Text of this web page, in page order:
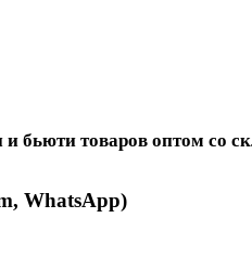
бьюти товаров оптом со
WhatsApp)